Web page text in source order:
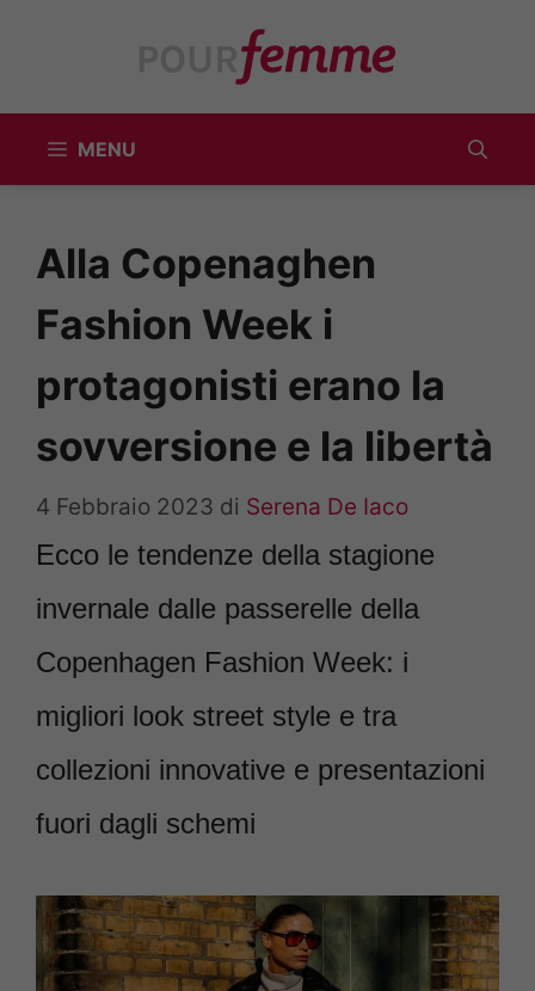
MENU
Alla Copenaghen
Fashion Week i
protagonisti erano la
sovversione e la libertà
4 Febbraio 2023 di Serena De Iaco
Ecco le tendenze della stagione
invernale dalle passerelle della
Copenhagen Fashion Week: i
migliori look street style e tra
collezioni innovative e presentazioni
fuori dagli schemi